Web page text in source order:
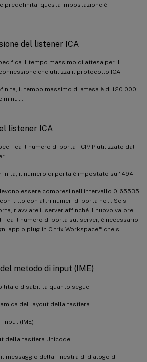
predefinita, questa impostazione è
del listener ICA
il tempo massimo di attesa per il
che utilizza il protocollo ICA.
il tempo massimo di attesa è di 120.000
minuti.
listener ICA
il numero di porta TCP/IP utilizzato dal
il numero di porta è impostato su 1494.
essere compresi nell’intervallo 0-65535
con altri numeri di porta noti. Se si
riavviare il server affinché il nuovo valore
il numero di porta sul server, è necessario
app o plug-in Citrix Workspace™che si
metodo di input (IME)
o disabilita quanto segue:
del layout della tastiera
(IME)
della tastiera Unicode
messaggio della finestra di dialogo di